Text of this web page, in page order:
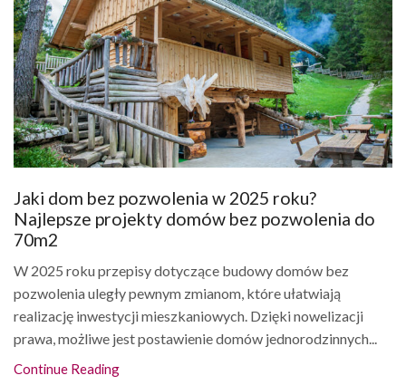
Jaki dom bez pozwolenia w 2025 roku?
Najlepsze projekty domów bez pozwolenia do
70m2
W 2025 roku przepisy dotyczące budowy domów bez
pozwolenia uległy pewnym zmianom, które ułatwiają
realizację inwestycji mieszkaniowych. Dzięki nowelizacji
prawa, możliwe jest postawienie domów jednorodzinnych...
Continue Reading